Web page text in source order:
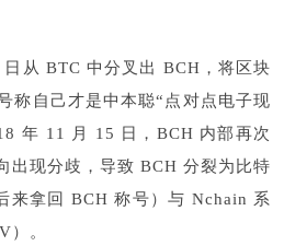
从 BTC 中分叉出 BCH，将区块
称自己才是中本聪“点对点电子现
年 11 月 15 日，BCH 内部再次
出现分歧，导致 BCH 分裂为比特
来拿回 BCH 称号）与 Nchain 系
）。